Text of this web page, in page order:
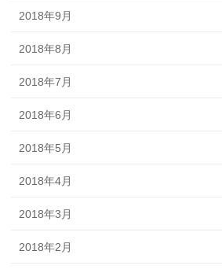
2018年9月
2018年8月
2018年7月
2018年6月
2018年5月
2018年4月
2018年3月
2018年2月